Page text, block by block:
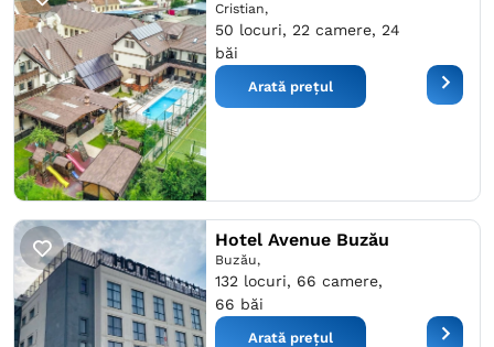
Cristian,
50 locuri, 22 camere, 24
băi
Arată prețul
Hotel Avenue Buzău
Buzău,
132 locuri, 66 camere,
66 băi
Arată prețul